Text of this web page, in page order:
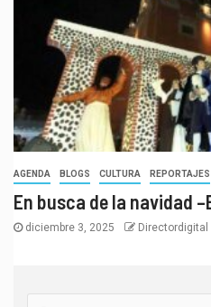
AGENDA BLOGS CULTURA REPORTAJES
En busca de la navidad
diciembre 3, 2025 Directordigital